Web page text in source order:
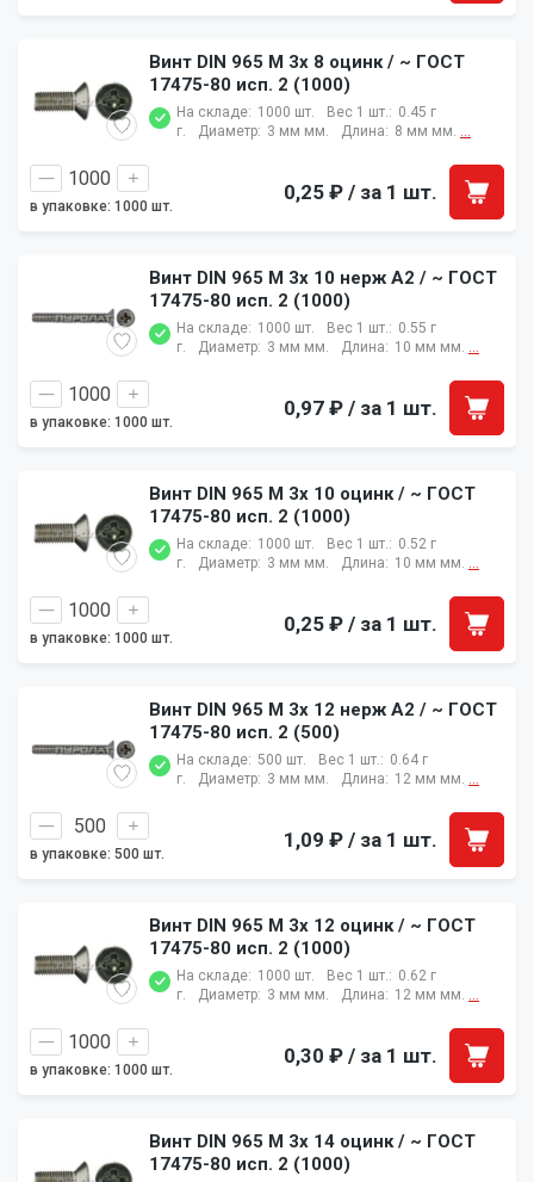
Винт DIN 965 M 3x 8 оцинк / ~ ГОСТ
17475-80 исп. 2 (1000)
На складе: 1000 шт. Вес 1 шт.: 0.45 г
г.
Диаметр: 3 мм мм. Длина: 8 мм мм. ...
в упаковке: 1000 шт.
0,25 ₽ / за 1 шт.
Винт DIN 965 M 3x 10 нерж A2 / ~ ГОСТ
17475-80 исп. 2 (1000)
На складе: 1000 шт. Вес 1 шт.: 0.55 г
г.
Диаметр: 3 мм мм. Длина: 10 мм мм. ...
в упаковке: 1000 шт.
0,97 ₽ / за 1 шт.
Винт DIN 965 M 3x 10 оцинк / ~ ГОСТ
17475-80 исп. 2 (1000)
На складе: 1000 шт. Вес 1 шт.: 0.52 г
г.
Диаметр: 3 мм мм. Длина: 10 мм мм. ...
в упаковке: 1000 шт.
0,25 ₽ / за 1 шт.
Винт DIN 965 M 3x 12 нерж A2 / ~ ГОСТ
17475-80 исп. 2 (500)
На складе: 500 шт. Вес 1 шт.: 0.64 г
г.
Диаметр: 3 мм мм. Длина: 12 мм мм. ...
в упаковке: 500 шт.
1,09 ₽ / за 1 шт.
Винт DIN 965 M 3x 12 оцинк / ~ ГОСТ
17475-80 исп. 2 (1000)
На складе: 1000 шт. Вес 1 шт.: 0.62 г
г.
Диаметр: 3 мм мм. Длина: 12 мм мм. ...
в упаковке: 1000 шт.
0,30 ₽ / за 1 шт.
Винт DIN 965 M 3x 14 оцинк / ~ ГОСТ
17475-80 исп. 2 (1000)